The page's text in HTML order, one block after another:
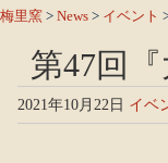
梅里窯 > News > イベント
第47回
2021年10月22日 イベ